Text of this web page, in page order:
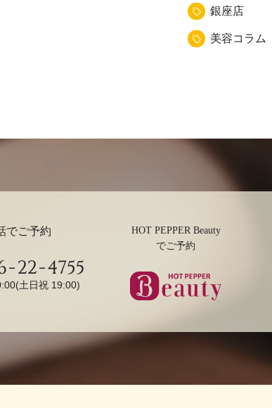
銀座店
美容コラム
でご予約
22-4755
土日祝 19:00)
HOT PEPPER Beauty
でご予約
ューティーで予約